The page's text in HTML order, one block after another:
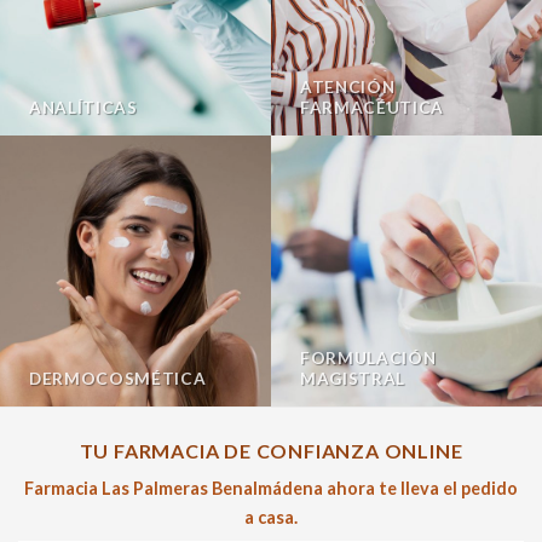
ANALÍTICAS
ATENCIÓN
FARMACÉUTICA
DERMOCOSMÉTICA
FORMULACIÓN
MAGISTRAL
TU FARMACIA DE CONFIANZA ONLINE
Farmacia Las Palmeras Benalmádena ahora te lleva el pedido
a casa.